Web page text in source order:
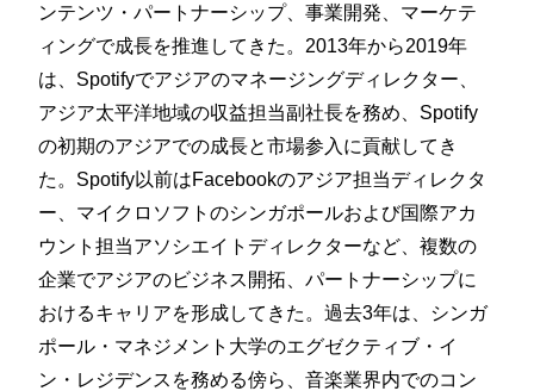
ンテンツ・パートナーシップ、事業開発、マーケテ
ィングで成長を推進してきた。2013年から2019年
は、Spotifyでアジアのマネージングディレクター、
アジア太平洋地域の収益担当副社長を務め、Spotify
の初期のアジアでの成長と市場参入に貢献してき
た。Spotify以前はFacebookのアジア担当ディレクタ
ー、マイクロソフトのシンガポールおよび国際アカ
ウント担当アソシエイトディレクターなど、複数の
企業でアジアのビジネス開拓、パートナーシップに
おけるキャリアを形成してきた。過去3年は、シンガ
ポール・マネジメント大学のエグゼクティブ・イ
ン・レジデンスを務める傍ら、音楽業界内でのコン